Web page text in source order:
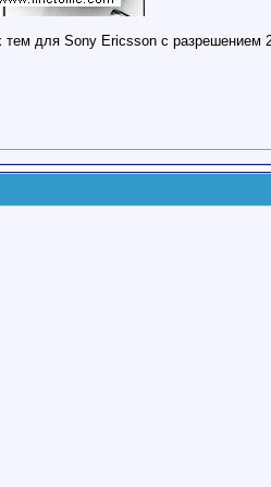
тем для Sony Ericsson с разрешением